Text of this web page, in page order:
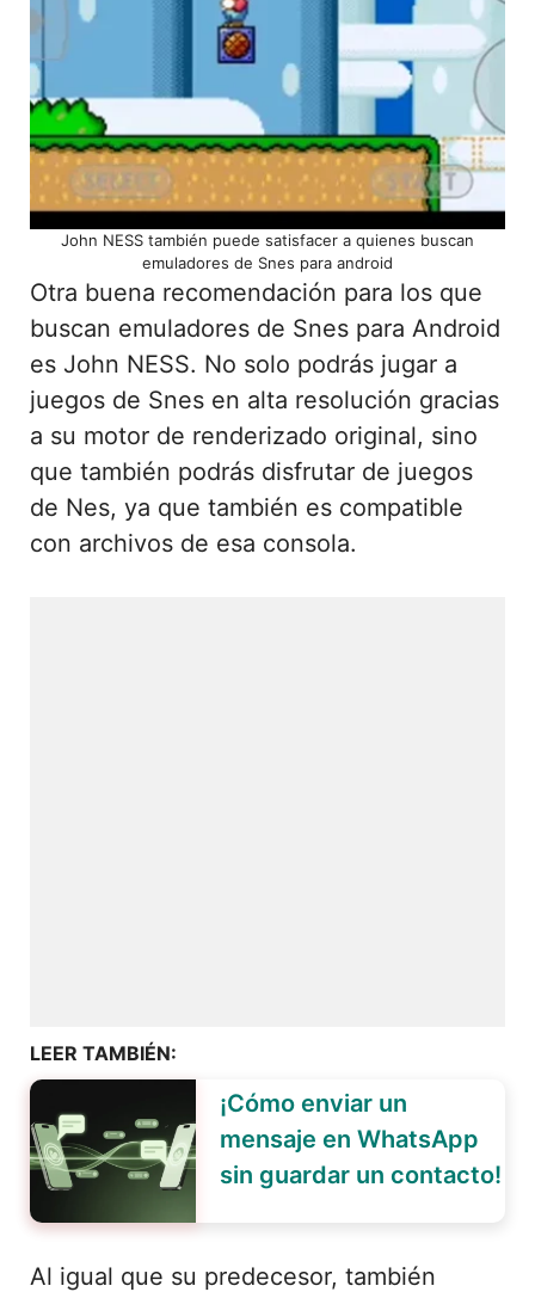
John NESS también puede satisfacer a quienes buscan
emuladores de Snes para android
Otra buena recomendación para los que
buscan emuladores de Snes para Android
es John NESS. No solo podrás jugar a
juegos de Snes en alta resolución gracias
a su motor de renderizado original, sino
que también podrás disfrutar de juegos
de Nes, ya que también es compatible
con archivos de esa consola.
LEER TAMBIÉN:
¡Cómo enviar un
mensaje en WhatsApp
sin guardar un contacto!
Al igual que su predecesor, también